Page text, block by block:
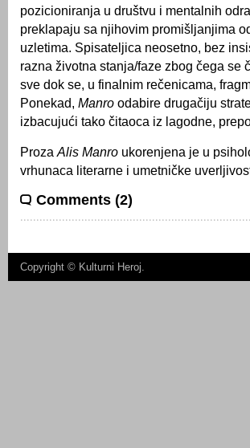
pozicioniranja u društvu i mentalnih
preklapaju sa njihovim promišljanjima
uzletima. Spisateljica neosetno, bez
razna životna stanja/faze zbog čega se
sve dok se, u finalnim rečenicama,
Ponekad, Manro odabire drugačiju
izbacujući tako čitaoca iz lagodne,
Proza Alis Manro ukorenjena je u
vrhunaca literarne i umetničke
Comments (2)
Copyright © Kulturni Heroj.